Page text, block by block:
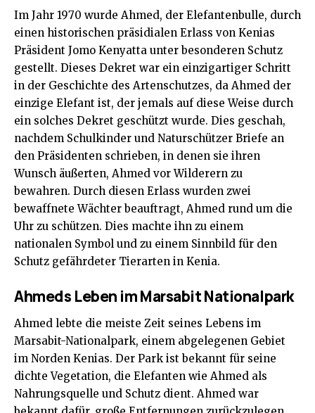
Im Jahr 1970 wurde Ahmed, der Elefantenbulle, durch
einen historischen präsidialen Erlass von Kenias
Präsident Jomo Kenyatta unter besonderen Schutz
gestellt. Dieses Dekret war ein einzigartiger Schritt
in der Geschichte des Artenschutzes, da Ahmed der
einzige Elefant ist, der jemals auf diese Weise durch
ein solches Dekret geschützt wurde. Dies geschah,
nachdem Schulkinder und Naturschützer Briefe an
den Präsidenten schrieben, in denen sie ihren
Wunsch äußerten, Ahmed vor Wilderern zu
bewahren. Durch diesen Erlass wurden zwei
bewaffnete Wächter beauftragt, Ahmed rund um die
Uhr zu schützen. Dies machte ihn zu einem
nationalen Symbol und zu einem Sinnbild für den
Schutz gefährdeter Tierarten in Kenia.
Ahmeds Leben im Marsabit Nationalpark
Ahmed lebte die meiste Zeit seines Lebens im
Marsabit-Nationalpark, einem abgelegenen Gebiet
im Norden Kenias. Der Park ist bekannt für seine
dichte Vegetation, die Elefanten wie Ahmed als
Nahrungsquelle und Schutz dient. Ahmed war